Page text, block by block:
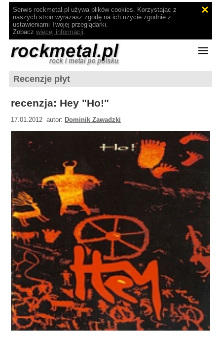
Serwis rockmetal.pl używa plików cookies. Korzystając z
naszych stron wyrażasz zgodę na ich użycie zgodnie z
ustawieniami Twojej przeglądarki.
Zobacz więcej informacji.
Recenzje płyt
recenzja: Hey "Ho!"
17.01.2012 autor: Dominik Zawadzki